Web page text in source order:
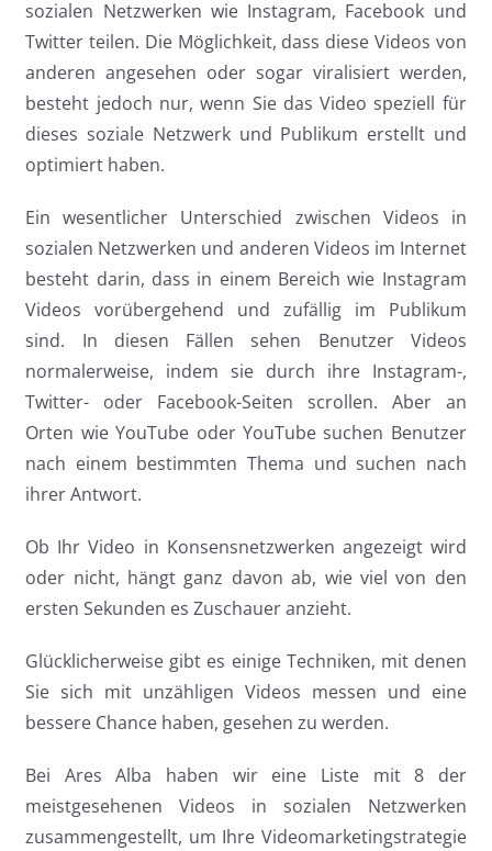
sozialen Netzwerken wie Instagram, Facebook und
Twitter teilen. Die Möglichkeit, dass diese Videos von
anderen angesehen oder sogar viralisiert werden,
besteht jedoch nur, wenn Sie das Video speziell für
dieses soziale Netzwerk und Publikum erstellt und
optimiert haben.
Ein wesentlicher Unterschied zwischen Videos in
sozialen Netzwerken und anderen Videos im Internet
besteht darin, dass in einem Bereich wie Instagram
Videos vorübergehend und zufällig im Publikum
sind. In diesen Fällen sehen Benutzer Videos
normalerweise, indem sie durch ihre Instagram-,
Twitter- oder Facebook-Seiten scrollen. Aber an
Orten wie YouTube oder YouTube suchen Benutzer
nach einem bestimmten Thema und suchen nach
ihrer Antwort.
Ob Ihr Video in Konsensnetzwerken angezeigt wird
oder nicht, hängt ganz davon ab, wie viel von den
ersten Sekunden es Zuschauer anzieht.
Glücklicherweise gibt es einige Techniken, mit denen
Sie sich mit unzähligen Videos messen und eine
bessere Chance haben, gesehen zu werden.
Bei Ares Alba haben wir eine Liste mit 8 der
meistgesehenen Videos in sozialen Netzwerken
zusammengestellt, um Ihre Videomarketingstrategie